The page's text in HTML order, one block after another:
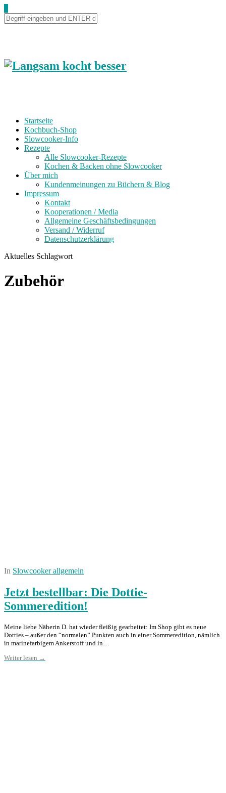
Startseite
Kochbuch-Shop
Slowcooker-Info
Rezepte
Alle Slowcooker-Rezepte
Kochen & Backen ohne Slowcooker
Über mich
Kundenmeinungen zu Büchern & Blog
Impressum
Kontakt
Kooperationen / Media
Allgemeine Geschäftsbedingungen
Versand / Widerruf
Datenschutzerklärung
Aktuelles Schlagwort
Zubehör
In Slowcooker allgemein
Jetzt bestellbar: Die Dottie-
Sommeredition!
Meine liebe Näherin D. hat wieder fleißig gearbeitet: Im Shop gibt es neue
Dotties – außer den “normalen” Punkten auch in einer Sommeredition, nämlich
in marinefarbigem Ankerstoff und in…
Weiter lesen →